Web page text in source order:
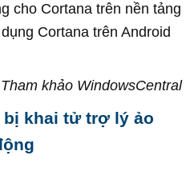
cho Cortana trên nền tảng
Cortana trên Android
Tham khảo WindowsCentral
khai tử trợ lý ảo